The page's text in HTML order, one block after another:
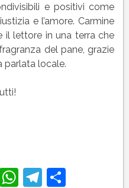
e positivi come
e l’amore. Carmine
il lettore in una terra che
del pane, grazie
parlata locale.
WhatsApp
Telegram